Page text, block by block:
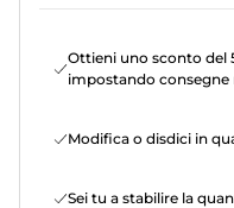
Ottieni uno sconto del
impostando
Modifica o disdici in
Sei tu a stabilire la